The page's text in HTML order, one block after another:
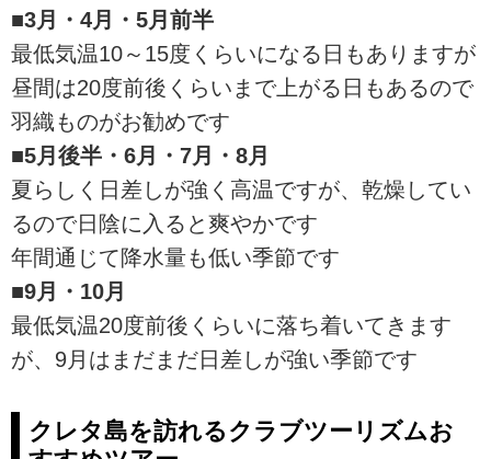
■3月・4月・5月前半
最低気温10～15度くらいになる日もありますが
昼間は20度前後くらいまで上がる日もあるので
羽織ものがお勧めです
■5月後半・6月・7月・8月
夏らしく日差しが強く高温ですが、乾燥してい
るので日陰に入ると爽やかです
年間通じて降水量も低い季節です
■9月・10月
最低気温20度前後くらいに落ち着いてきます
が、9月はまだまだ日差しが強い季節です
クレタ島を訪れるクラブツーリズムお